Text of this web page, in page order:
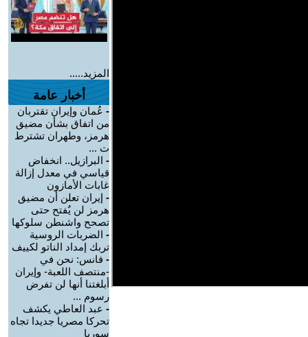
المزيد.....
أخبار عامة
- عُمان وإيران تقتربان
من اتفاق بشأن مضيق
هرمز، وطهران تشترط
ت ...
- البرازيل.. انخفاض
قياسي في معدل إزالة
غابات الأمازون
- إيران تعلن أن مضيق
هرمز لن يٌفتح حتى
تصحح واشنطن سلوكها
- الضربات الروسية
تربك إمداد الناتو لكييف
- فانس: نحن في
-منتصف اللعبة- وإيران
أبلغتنا أنها لن تفرض
رسوم ...
- عبد العاطي يكشف
تحركا مصريا جديدا تجاه
سوريا